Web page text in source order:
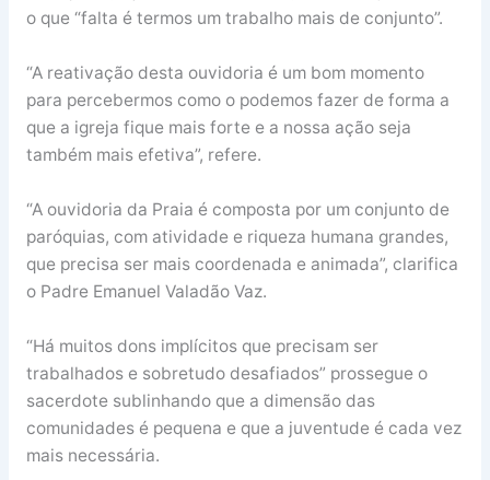
o que “falta é termos um trabalho mais de conjunto”.
“A reativação desta ouvidoria é um bom momento
para percebermos como o podemos fazer de forma a
que a igreja fique mais forte e a nossa ação seja
também mais efetiva”, refere.
“A ouvidoria da Praia é composta por um conjunto de
paróquias, com atividade e riqueza humana grandes,
que precisa ser mais coordenada e animada”, clarifica
o Padre Emanuel Valadão Vaz.
“Há muitos dons implícitos que precisam ser
trabalhados e sobretudo desafiados” prossegue o
sacerdote sublinhando que a dimensão das
comunidades é pequena e que a juventude é cada vez
mais necessária.